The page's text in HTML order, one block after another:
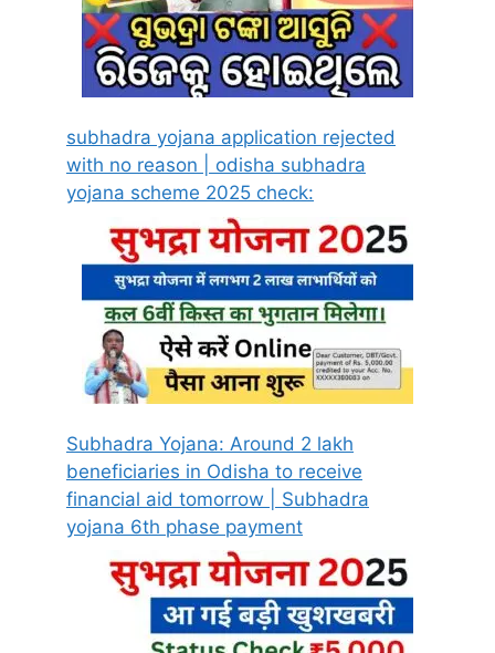
subhadra yojana application rejected
with no reason | odisha subhadra
yojana scheme 2025 check:
Subhadra Yojana: Around 2 lakh
beneficiaries in Odisha to receive
financial aid tomorrow | Subhadra
yojana 6th phase payment